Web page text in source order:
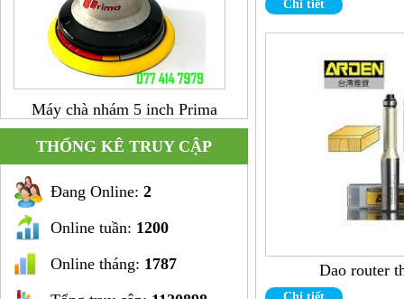
Máy chà nhám 5 inch Prima
THỐNG KÊ TRUY CẬP
Đang Online: 2
Online tuần: 1200
Online tháng: 1787
Chi tiết
Dao router